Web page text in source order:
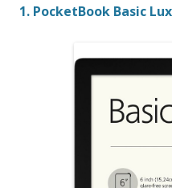
1. PocketBook Basic